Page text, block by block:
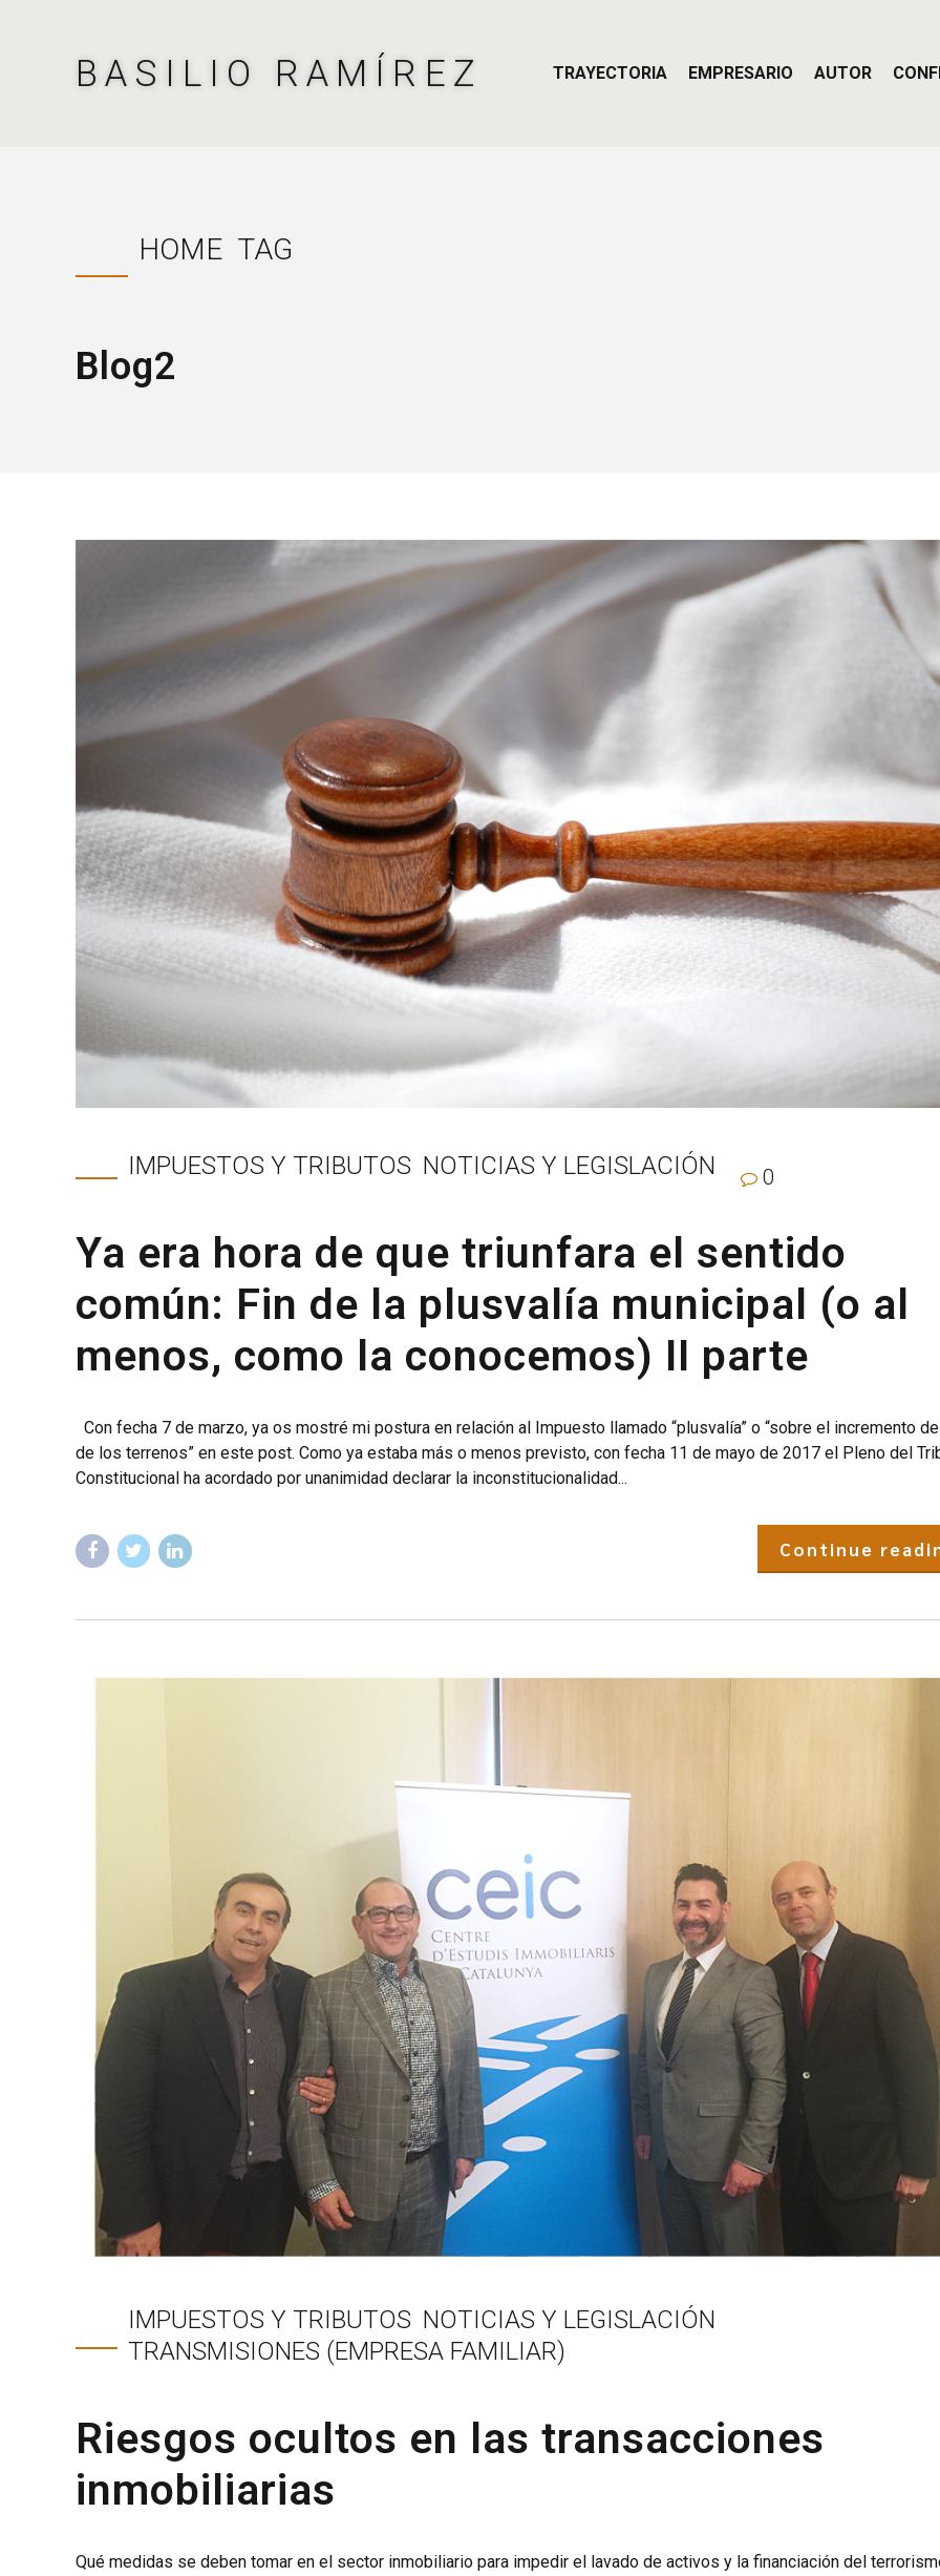
BASILIO RAMÍREZ TRAYECTORIA EMPRESARIO AUTOR
HOME TAG
Blog2
IMPUESTOS Y TRIBUTOS NOTICIAS Y LEGISLACIÓN 0
Ya era hora de que triunfara el sentido
común: Fin de la plusvalía municipal (o al
menos, como la conocemos) II parte
Con fecha 7 de marzo, ya os mostré mi postura en relación al Impuesto llamado “plusvalía” o “sobre el incremento
de los terrenos” en este post. Como ya estaba más o menos previsto, con fecha 11 de mayo de 2017 el Pleno del
Constitucional ha acordado por unanimidad declarar la inconstitucionalidad...
Continue
IMPUESTOS Y TRIBUTOS NOTICIAS Y LEGISLACIÓN
TRANSMISIONES (EMPRESA FAMILIAR)
Riesgos ocultos en las transacciones
inmobiliarias
Qué medidas se deben tomar en el sector inmobiliario para impedir el lavado de activos y la financiación del